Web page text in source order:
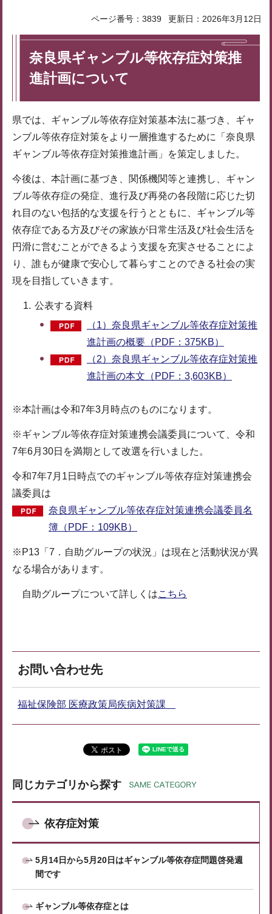
ページ番号：3839 更新日：2026年3月12日
奈良県ギャンブル等依存症対策推
進計画について
県では、ギャンブル等依存症対策基本法に基づき、ギャ
ンブル等依存症対策をより一層推進するために「奈良県
ギャンブル等依存症対策推進計画」を策定しました。
今後は、本計画に基づき、関係機関等と連携し、ギャン
ブル等依存症の発症、進行及び再発の各段階に応じた切
れ目のない包括的な支援を行うとともに、ギャンブル等
依存症である方及びその家族が日常生活及び社会生活を
円滑に営むことができるよう支援を充実させることによ
り、誰もが健康で安心して暮らすことのできる社会の実
現を目指していきます。
公表する資料
（1）奈良県ギャンブル等依存症対策推
進計画の概要（PDF：375KB）
（2）奈良県ギャンブル等依存症対策推
進計画の本文（PDF：3,603KB）
※本計画は令和7年3月時点のものになります。
※ギャンブル等依存症対策連携会議委員について、令和
7年6月30日を満期として改選を行いました。
令和7年7月1日時点でのギャンブル等依存症対策連携会
議委員は
奈良県ギャンブル等依存症対策連携会議委員名
簿（PDF：109KB）
※P13「7．自助グループの状況」は現在と活動状況が異
なる場合があります。
自助グループについて詳しくはこちら
お問い合わせ先
福祉保険部 医療政策局疾病対策課
同じカテゴリから探す
依存症対策
5月14日から5月20日はギャンブル等依存症問題啓発週
間です
ギャンブル等依存症とは